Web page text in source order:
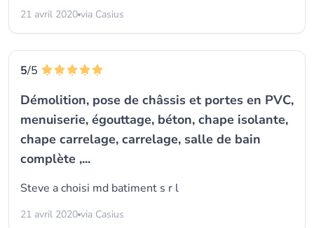
21 avril 2020 via Casius
5/5
Démolition, pose de châssis et portes en PVC,
menuiserie, égouttage, béton, chape isolante,
chape carrelage, carrelage, salle de bain
complète ,...
Steve a choisi md batiment s r l
21 avril 2020 via Casius